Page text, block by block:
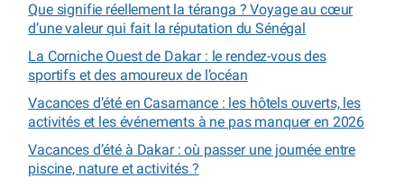
Que signifie réellement la téranga ? Voyage au cœur
d’une valeur qui fait la réputation du Sénégal
La Corniche Ouest de Dakar : le rendez-vous des
sportifs et des amoureux de l’océan
Vacances d’été en Casamance : les hôtels ouverts, les
activités et les événements à ne pas manquer en 2026
Vacances d’été à Dakar : où passer une journée entre
piscine, nature et activités ?